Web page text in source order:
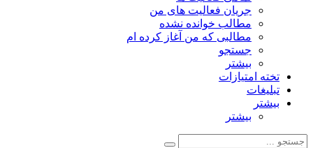
جریان فعالیت های من
مطالب خوانده نشده
مطالبی که من آغاز کرده ام
جستجو
بیشتر
تخته امتیازات
تبلیغات
بیشتر
بیشتر